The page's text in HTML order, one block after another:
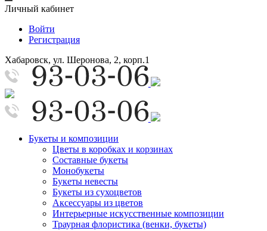
Личный кабинет
Войти
Регистрация
Хабаровск, ул. Шеронова, 2, корп.1
Букеты и композиции
Цветы в коробках и корзинах
Составные букеты
Монобукеты
Букеты невесты
Букеты из сухоцветов
Аксессуары из цветов
Интерьерные искусственные композиции
Траурная флористика (венки, букеты)